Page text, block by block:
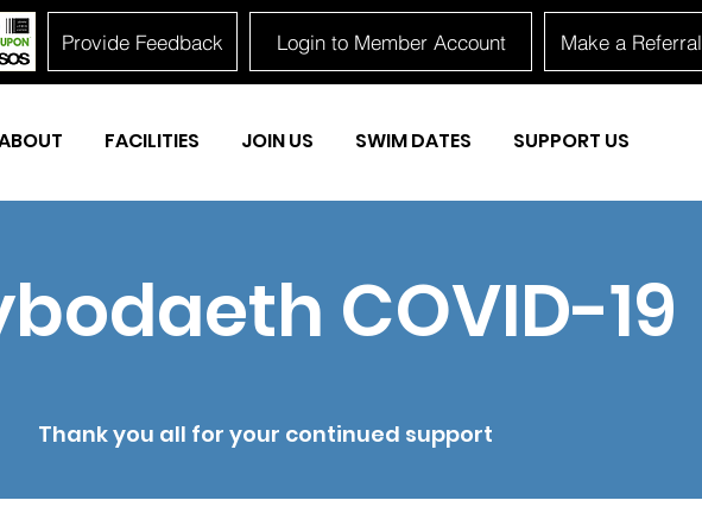
Provide Feedback Login to Member Account Make a Referral
FACILITIES JOIN US SWIM DATES SUPPORT US
COVID-19
Thank you all for your continued support